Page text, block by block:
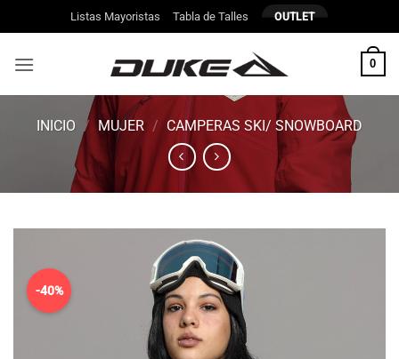
al
contenido
Listas Mayoristas Tabla de Talles OUTLET
0
INICIO / MUJER / CAMPERAS SKI/ SNOWBOARD
-40%